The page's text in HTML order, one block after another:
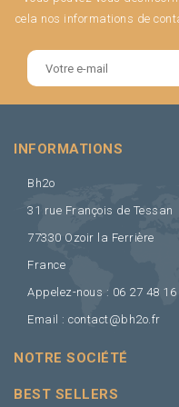
cela nos informations de
INFORMATIONS
Bh2o
31 rue François de Tessan
77330 Ozoir la Ferrière
France
Appelez-nous : 06 27 48 16
Email : contact@bh2o.fr
NOTRE SOCIÉTÉ
BEST SELLERS